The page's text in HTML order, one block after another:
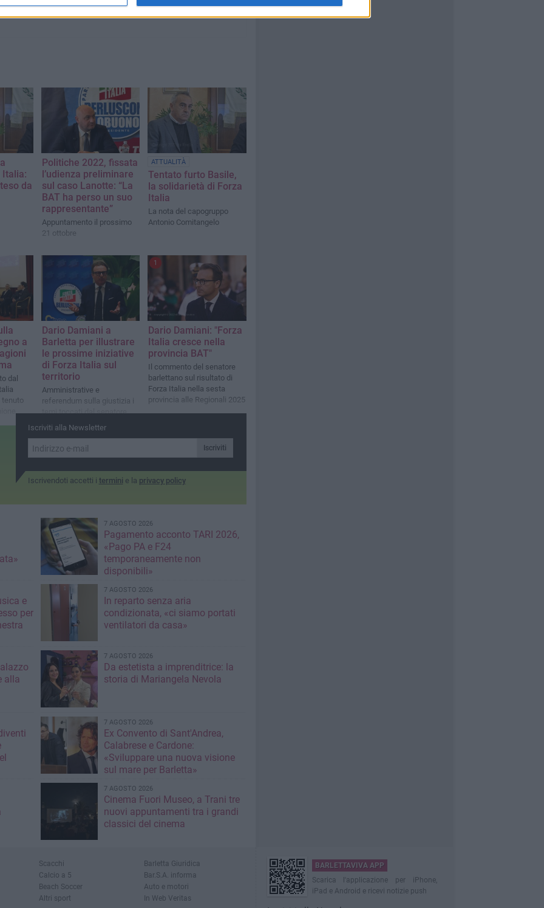
Italia:
da
Politiche 2022, fissata
l’udienza preliminare
sul caso Lanotte: “La
BAT ha perso un suo
rappresentante”
Appuntamento il prossimo
21 ottobre
ATTUALITÀ
Tentato furto Basile,
la solidarietà di Forza
Italia
La nota del capogruppo
Antonio Comitangelo
a
dal
tenuto
Dario Damiani a
Barletta per illustrare
le prossime iniziative
di Forza Italia sul
territorio
Amministrative e
referendum sulla giustizia i
temi toccati dal senatore
barlettano e il neo
Marcello Lanotte
1
Dario Damiani: "Forza
Italia cresce nella
provincia BAT"
Il commento del senatore
barlettano sul risultato di
Forza Italia nella sesta
provincia alle Regionali 2025
Iscriviti alla Newsletter
Iscriviti
Iscrivendoti accetti i termini e la privacy policy
7 AGOSTO 2026
Pagamento acconto TARI 2026,
«Pago PA e F24
temporaneamente non
disponibili»
e
per
7 AGOSTO 2026
In reparto senza aria
condizionata, «ci siamo portati
ventilatori da casa»
alla
7 AGOSTO 2026
Da estetista a imprenditrice: la
storia di Mariangela Nevola
7 AGOSTO 2026
Ex Convento di Sant'Andrea,
Calabrese e Cardone:
«Sviluppare una nuova visione
sul mare per Barletta»
7 AGOSTO 2026
Cinema Fuori Museo, a Trani tre
nuovi appuntamenti tra i grandi
classici del cinema
Scacchi
Calcio a 5
Beach Soccer
Altri sport
Barletta Giuridica
Bar.S.A. informa
Auto e motori
In Web Veritas
BARLETTAVIVA APP
Scarica l'applicazione per iPhone,
iPad e Android e ricevi notizie push